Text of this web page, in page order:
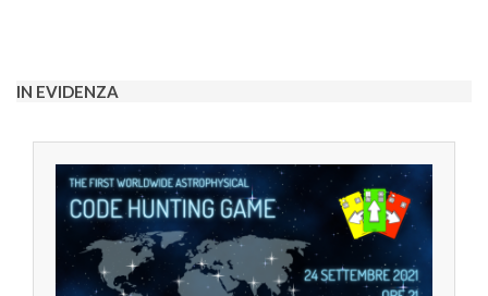
06
IN EVIDENZA